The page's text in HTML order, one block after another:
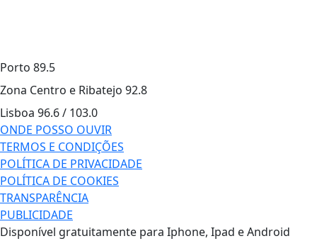
Porto 89.5
Zona Centro e Ribatejo 92.8
Lisboa 96.6 / 103.0
ONDE POSSO OUVIR
TERMOS E CONDIÇÕES
POLÍTICA DE PRIVACIDADE
POLÍTICA DE COOKIES
TRANSPARÊNCIA
PUBLICIDADE
Disponível gratuitamente para Iphone, Ipad e Android